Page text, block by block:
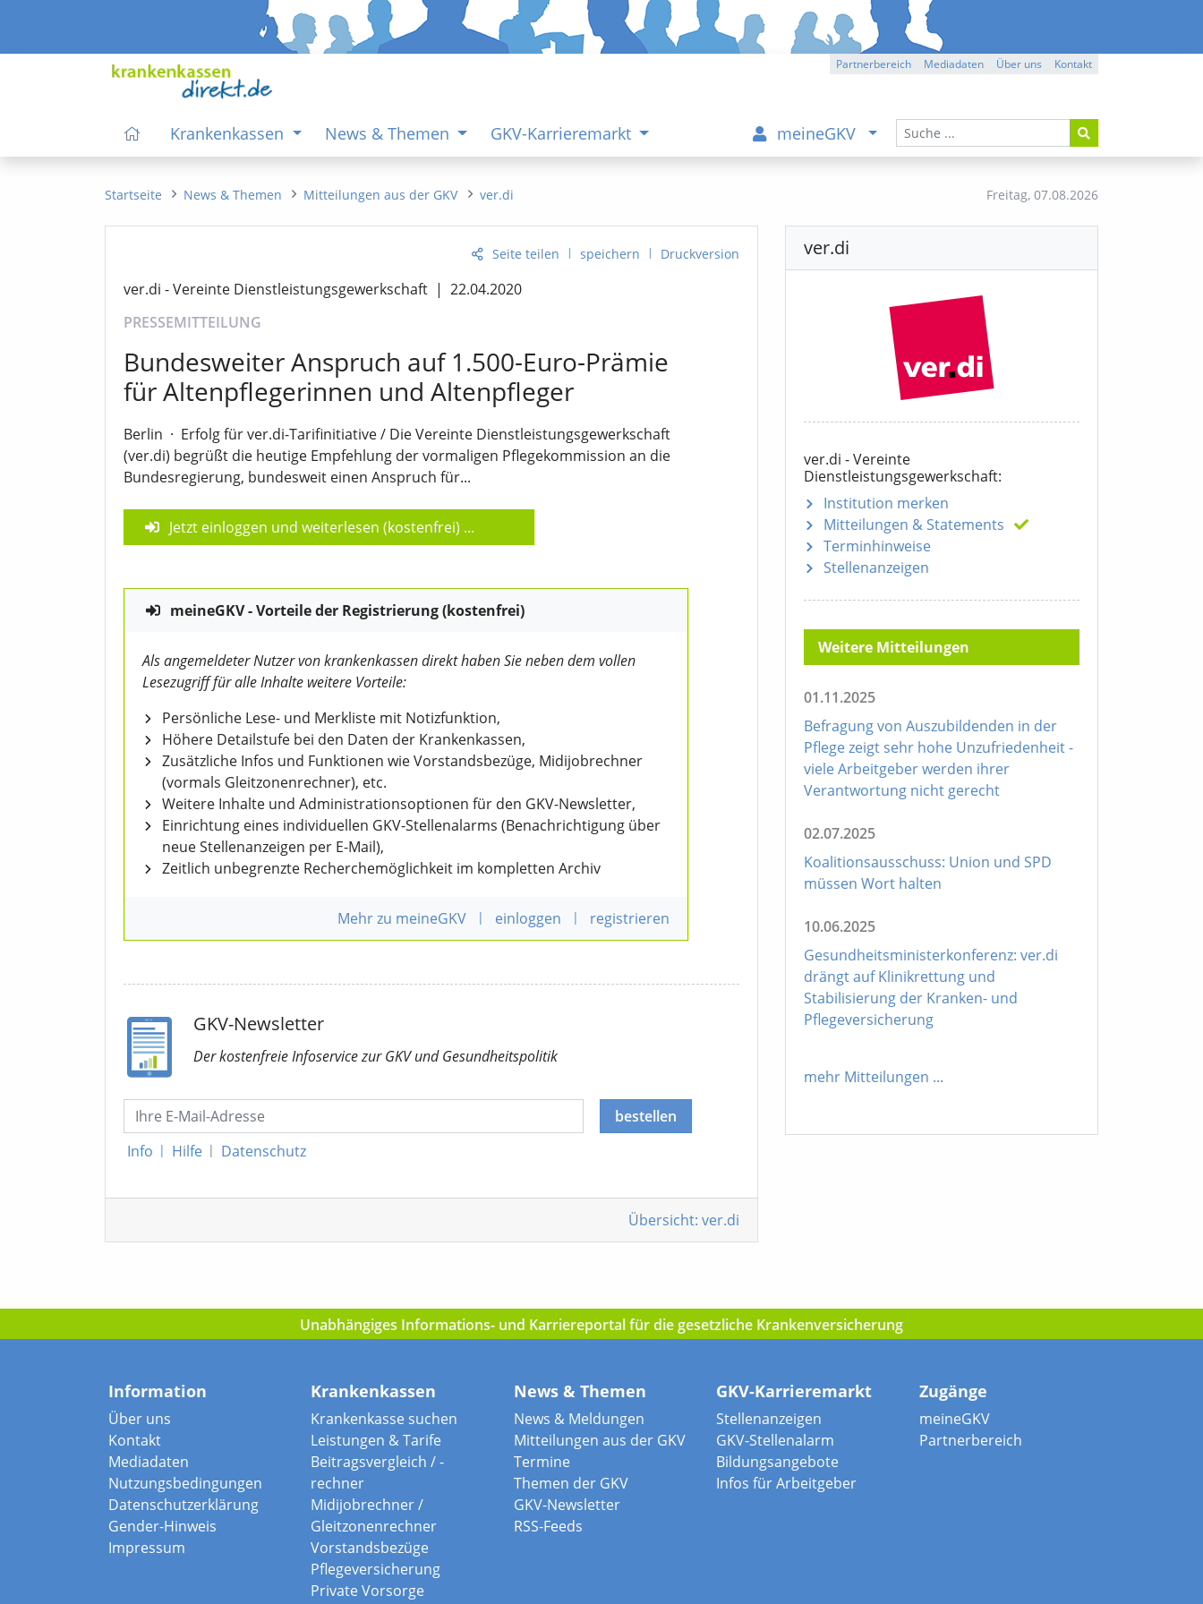
Partnerbereich Mediadaten Über uns Kontakt
Krankenkassen News & Themen GKV-Karrieremarkt meineGKV
Freitag, 07.08.2026
Startseite News & Themen Mitteilungen aus der GKV ver.di
Seite teilen | speichern | Druckversion
ver.di - Vereinte Dienstleistungsgewerkschaft | 22.04.2020
PRESSEMITTEILUNG
Bundesweiter Anspruch auf 1.500-Euro-Prämie
für Altenpflegerinnen und Altenpfleger
Berlin · Erfolg für ver.di-Tarifinitiative / Die Vereinte Dienstleistungsgewerkschaft
(ver.di) begrüßt die heutige Empfehlung der vormaligen Pflegekommission an die
Bundesregierung, bundesweit einen Anspruch für...
Jetzt einloggen und weiterlesen (kostenfrei) ...
meineGKV - Vorteile der Registrierung (kostenfrei)
Als angemeldeter Nutzer von krankenkassen direkt haben Sie neben dem vollen
Lesezugriff für alle Inhalte weitere Vorteile:
Persönliche Lese- und Merkliste mit Notizfunktion,
Höhere Detailstufe bei den Daten der Krankenkassen,
Zusätzliche Infos und Funktionen wie Vorstandsbezüge, Midijobrechner
(vormals Gleitzonenrechner), etc.
Weitere Inhalte und Administrationsoptionen für den GKV-Newsletter,
Einrichtung eines individuellen GKV-Stellenalarms (Benachrichtigung über
neue Stellenanzeigen per E-Mail),
Zeitlich unbegrenzte Recherchemöglichkeit im kompletten Archiv
Mehr zu meineGKV | einloggen | registrieren
GKV-Newsletter
Der kostenfreie Infoservicezur GKVund Gesundheitspolitik
Info | Hilfe | Datenschutz
bestellen
Übersicht: ver.di
ver.di
ver.di - Vereinte
Dienstleistungsgewerkschaft:
Institution merken
Mitteilungen & Statements
Terminhinweise
Stellenanzeigen
Weitere Mitteilungen
01.11.2025
Befragung von Auszubildenden in der
Pflege zeigt sehr hohe Unzufriedenheit -
viele Arbeitgeber werden ihrer
Verantwortung nicht gerecht
02.07.2025
Koalitionsausschuss: Union und SPD
müssen Wort halten
10.06.2025
Gesundheitsministerkonferenz: ver.di
drängt auf Klinikrettung und
Stabilisierung der Kranken- und
Pflegeversicherung
mehr Mitteilungen ...
Unabhängiges Informations- und Karriereportal für die gesetzliche Krankenversicherung
Information
Über uns
Kontakt
Mediadaten
Nutzungsbedingungen
Datenschutzerklärung
Gender-Hinweis
Impressum
Krankenkassen
Krankenkasse suchen
Leistungen & Tarife
Beitragsvergleich / -
rechner
Midijobrechner /
Gleitzonenrechner
Vorstandsbezüge
Pflegeversicherung
Private Vorsorge
News & Themen
News & Meldungen
Mitteilungen aus der GKV
Termine
Themen der GKV
GKV-Newsletter
RSS-Feeds
GKV-Karrieremarkt
Stellenanzeigen
GKV-Stellenalarm
Bildungsangebote
Infos für Arbeitgeber
Zugänge
meineGKV
Partnerbereich